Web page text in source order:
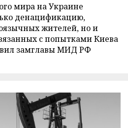
мира на Украине
денацификацию,
жителей, но и
с попытками Киева
замглавы МИД РФ